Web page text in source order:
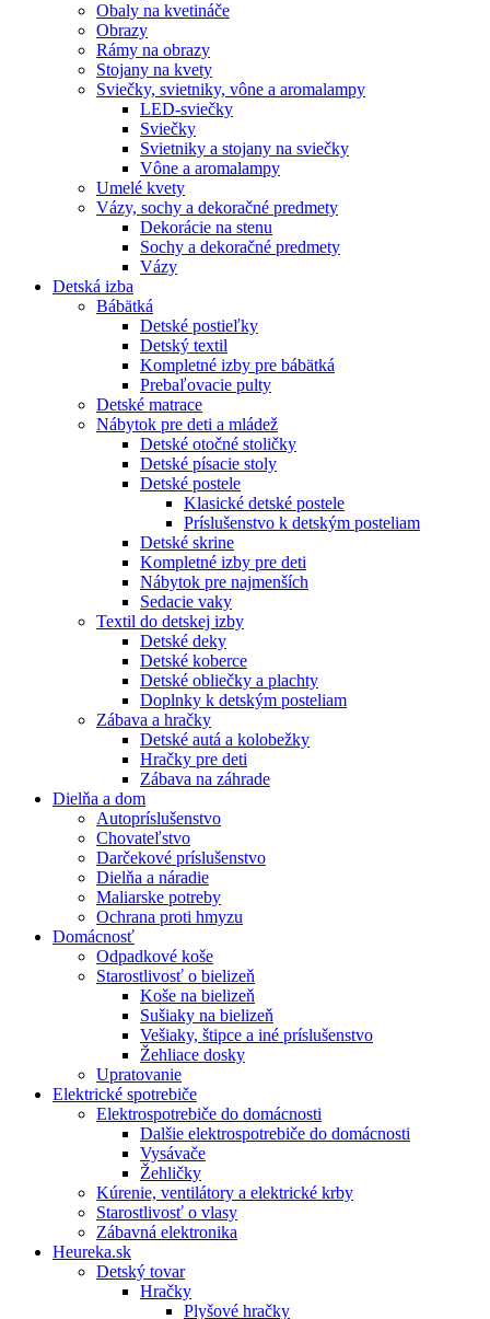
Obaly na kvetináče
Obrazy
Rámy na obrazy
Stojany na kvety
Sviečky, svietniky, vône a aromalampy
LED-sviečky
Sviečky
Svietniky a stojany na sviečky
Vône a aromalampy
Umelé kvety
Vázy, sochy a dekoračné predmety
Dekorácie na stenu
Sochy a dekoračné predmety
Vázy
Detská izba
Bábätká
Detské postieľky
Detský textil
Kompletné izby pre bábätká
Prebaľovacie pulty
Detské matrace
Nábytok pre deti a mládež
Detské otočné stoličky
Detské písacie stoly
Detské postele
Klasické detské postele
Príslušenstvo k detským posteliam
Detské skrine
Kompletné izby pre deti
Nábytok pre najmenších
Sedacie vaky
Textil do detskej izby
Detské deky
Detské koberce
Detské obliečky a plachty
Doplnky k detským posteliam
Zábava a hračky
Detské autá a kolobežky
Hračky pre deti
Zábava na záhrade
Dielňa a dom
Autopríslušenstvo
Chovateľstvo
Darčekové príslušenstvo
Dielňa a náradie
Maliarske potreby
Ochrana proti hmyzu
Domácnosť
Odpadkové koše
Starostlivosť o bielizeň
Koše na bielizeň
Sušiaky na bielizeň
Vešiaky, štipce a iné príslušenstvo
Žehliace dosky
Upratovanie
Elektrické spotrebiče
Elektrospotrebiče do domácnosti
Dalšie elektrospotrebiče do domácnosti
Vysávače
Žehličky
Kúrenie, ventilátory a elektrické krby
Starostlivosť o vlasy
Zábavná elektronika
Heureka.sk
Detský tovar
Hračky
Plyšové hračky